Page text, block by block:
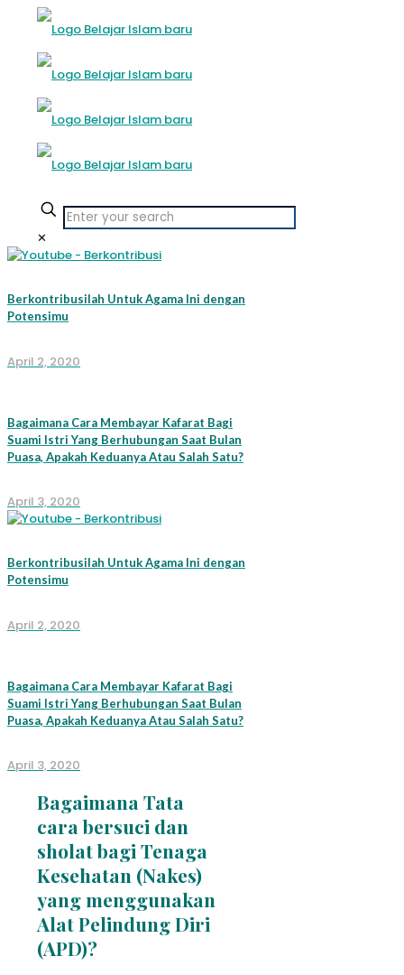
✕
Berkontribusilah Untuk Agama Ini dengan
Potensimu
April 2, 2020
Bagaimana Cara Membayar Kafarat Bagi
Suami Istri Yang Berhubungan Saat Bulan
Puasa, Apakah Keduanya Atau Salah Satu?
April 3, 2020
Berkontribusilah Untuk Agama Ini dengan
Potensimu
April 2, 2020
Bagaimana Cara Membayar Kafarat Bagi
Suami Istri Yang Berhubungan Saat Bulan
Puasa, Apakah Keduanya Atau Salah Satu?
April 3, 2020
Bagaimana Tata
cara bersuci dan
sholat bagi Tenaga
Kesehatan (Nakes)
yang menggunakan
Alat Pelindung Diri
(APD)?